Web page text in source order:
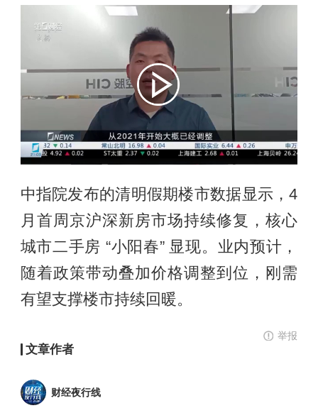
中指院发布的清明假期楼市数据显示，4
月首周京沪深新房市场持续修复，核心
城市二手房 “小阳春” 显现。业内预计，
随着政策带动叠加价格调整到位，刚需
有望支撑楼市持续回暖。
举报
文章作者
财经夜行线